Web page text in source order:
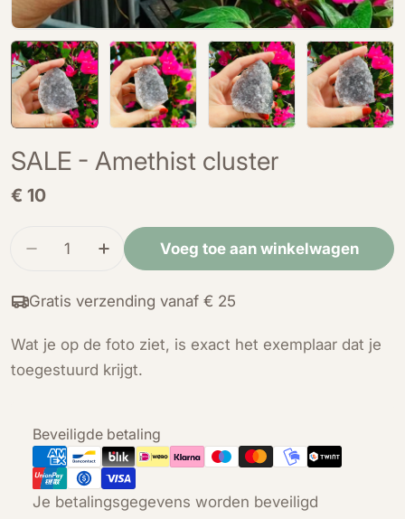
SALE - Amethist cluster
Normale
€ 10
Hoeveelheid
Verminder de hoeveelheid voor SALE -
Verhoog de hoeveelheid voor SALE -
Voeg toe aan winkelwagen
Gratis verzending vanaf € 25
Wat je op de foto ziet, is exact het exemplaar dat je
toegestuurd krijgt.
Beveiligde betaling
Betaalmethoden
Je betalingsgegevens worden beveiligd